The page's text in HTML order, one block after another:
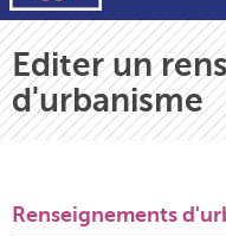
Editer un
d'urbanisme
Renseignements